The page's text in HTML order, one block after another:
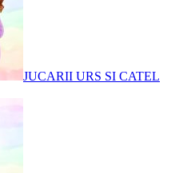
JUCARII URS SI CATEL